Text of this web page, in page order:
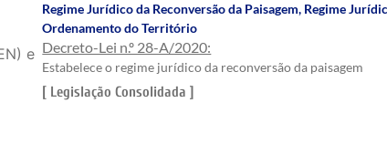
e
Regime Jurídico da Reconversão da Paisagem, Regime
Ordenamento do Território
Decreto-Lei n.º 28-A/2020:
Estabelece o regime jurídico da reconversão da paisagem
[ Legislação Consolidada ]